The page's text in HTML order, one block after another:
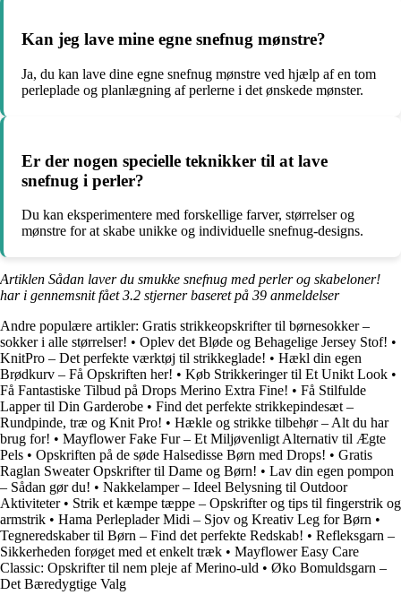
Kan jeg lave mine egne snefnug mønstre?
Ja, du kan lave dine egne snefnug mønstre ved hjælp af en tom
perleplade og planlægning af perlerne i det ønskede mønster.
Er der nogen specielle teknikker til at lave
snefnug i perler?
Du kan eksperimentere med forskellige farver, størrelser og
mønstre for at skabe unikke og individuelle snefnug-designs.
Artiklen Sådan laver du smukke snefnug med perler og skabeloner!
har i gennemsnit fået3.2 stjerner baseret på 39 anmeldelser
Andre populære artikler: Gratis strikkeopskrifter til børnesokker –
sokker i alle størrelser! • Oplev det Bløde og Behagelige Jersey Stof! •
KnitPro – Det perfekte værktøj til strikkeglade! • Hækl din egen
Brødkurv – Få Opskriften her! • Køb Strikkeringer til Et Unikt Look •
Få Fantastiske Tilbud på Drops Merino Extra Fine! • Få Stilfulde
Lapper til Din Garderobe • Find det perfekte strikkepindesæt –
Rundpinde, træ og Knit Pro! • Hækle og strikke tilbehør – Alt du har
brug for! • Mayflower Fake Fur – Et Miljøvenligt Alternativ til Ægte
Pels • Opskriften på de søde Halsedisse Børn med Drops! • Gratis
Raglan Sweater Opskrifter til Dame og Børn! • Lav din egen pompon
– Sådan gør du! • Nakkelamper – Ideel Belysning til Outdoor
Aktiviteter• Strik et kæmpe tæppe – Opskrifter og tips til fingerstrik og
armstrik • Hama Perleplader Midi – Sjov og Kreativ Leg for Børn •
Tegneredskaber til Børn – Find det perfekte Redskab! • Refleksgarn –
Sikkerheden forøget med et enkelt træk • Mayflower Easy Care
Classic: Opskrifter til nem pleje af Merino-uld • Øko Bomuldsgarn –
Det Bæredygtige Valg